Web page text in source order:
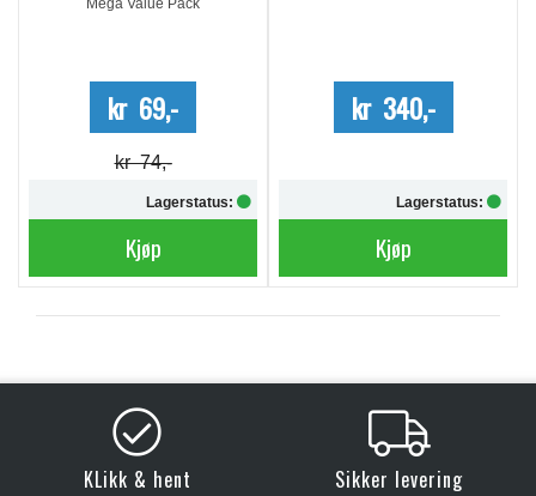
kr 69,-
kr 74,-
Lagerstatus:
Kjøp
kr 340,-
Lagerstatus:
Kjøp
KLikk & hent Sikker levering